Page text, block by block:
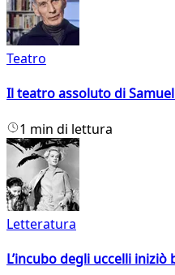
Teatro
Il teatro assoluto di
1 min di lettura
Letteratura
L’incubo degli uccelli